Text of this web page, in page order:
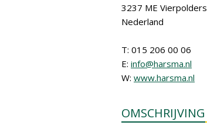
3237 ME Vierpolders
Nederland
T: 015 206 00 06
E: info@harsma.nl
W: www.harsma.nl
OMSCHRIJVING